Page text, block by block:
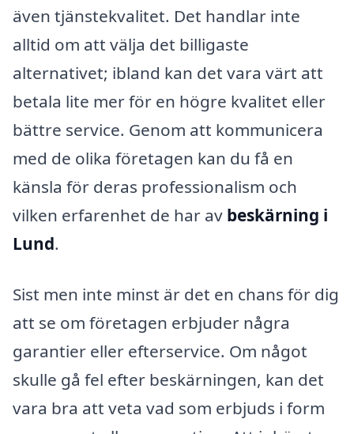
även tjänstekvalitet. Det handlar inte
alltid om att välja det billigaste
alternativet; ibland kan det vara värt att
betala lite mer för en högre kvalitet eller
bättre service. Genom att kommunicera
med de olika företagen kan du få en
känsla för deras professionalism och
vilken erfarenhet de har av beskärning i
Lund.
Sist men inte minst är det en chans för dig
att se om företagen erbjuder några
garantier eller efterservice. Om något
skulle gå fel efter beskärningen, kan det
vara bra att veta vad som erbjuds i form